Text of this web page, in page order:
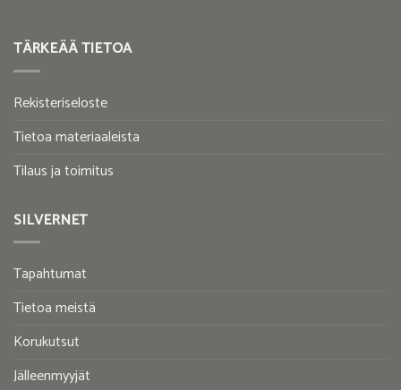
TÄRKEÄÄ TIETOA
Rekisteriseloste
Tietoa materiaaleista
Tilaus ja toimitus
SILVERNET
Tapahtumat
Tietoa meistä
Korukutsut
Jälleenmyyjät